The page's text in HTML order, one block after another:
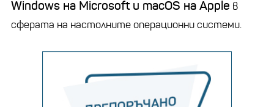
Windows на Microsoft и macOS на Apple в
сферата на настолните операционни системи.